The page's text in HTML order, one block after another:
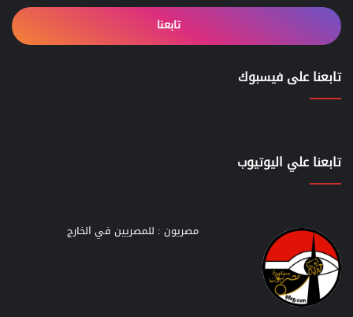
تابعنا
تابعنا على فيسبوك
تابعنا علي اليوتيوب
مصريون : للمصريين في الخارج